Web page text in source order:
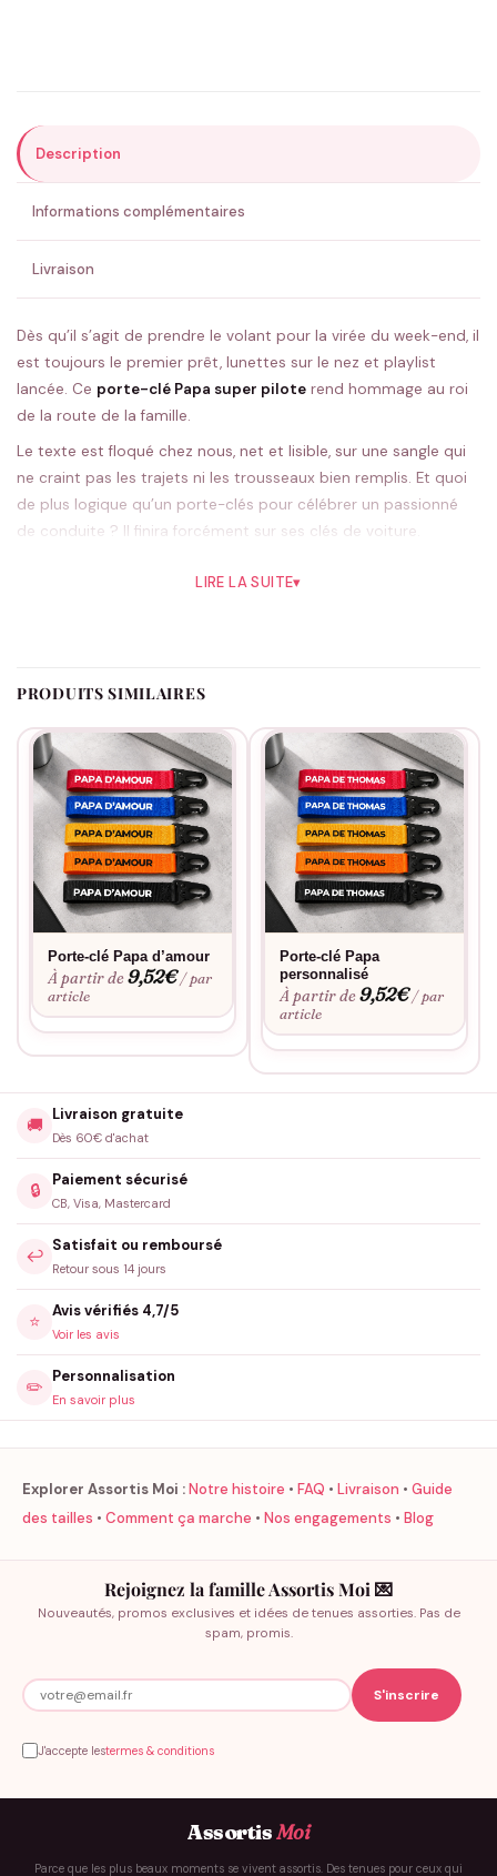
ENVOYER MA DEMANDE ✨
💚 Retour sous 24-48h🇫🇷 Flocage en France✅ Validation avant fabrication
Description
Informations complémentaires
Livraison
Dès qu’il s’agit de prendre le volant pour la virée du week-end, il
est toujours le premier prêt, lunettes sur le nez et playlist
lancée. Ce porte-clé Papa super pilote rend hommage au roi
de la route de la famille.
Le texte est floqué chez nous, net et lisible, sur une sangle qui
ne craint pas les trajets ni les trousseaux bien remplis. Et quoi
de plus logique qu’un porte-clés pour célébrer un passionné
de conduite ? Il finira forcément sur ses clés de voiture.
qui colle bien à l’esprit, mais le noir reste impeccable si tu le
pères ou un anniversaire. Pour d’autres idées,la collection Papa
est par là.
LIRE LA SUITE▾
PRODUITS SIMILAIRES
Porte-clé Papa d’amour
À partir de9,52€ / par
article
Porte-clé Papa
personnalisé
À partir de9,52€ / par
article
🚚
Livraison gratuite
Dès 60€ d'achat
🔒
Paiement sécurisé
CB, Visa, Mastercard
↩️
Satisfait ou remboursé
Retour sous 14 jours
⭐
Avis vérifiés 4,7/5
Voir les avis
✏️
Personnalisation
En savoir plus
Explorer Assortis Moi :Notre histoire • FAQ • Livraison • Guide
des tailles • Comment ça marche • Nos engagements • Blog
Rejoignez la famille Assortis Moi 💌
Nouveautés, promos exclusives et idées de tenues assorties. Pas de
spam, promis.
J'accepte lestermes & conditions
AssortisMoi
Parce que les plus beaux moments se vivent assortis. Des tenues pour ceux qui